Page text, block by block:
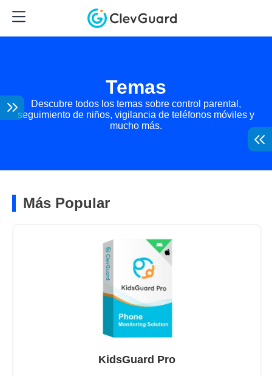
Temas
Descubre todos los temas sobre control parental,
seguimiento de niños, vigilancia de teléfonos móviles y
mucho más.
Más Popular
KidsGuard Pro